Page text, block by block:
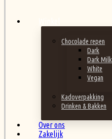
Chocolade repen
Dark
Dark Milk
White
Vegan
Kadoverpakking
Drinken & Bakken
Over ons
Zakelijk